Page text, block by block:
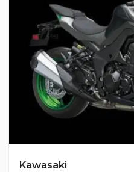
Kawasaki